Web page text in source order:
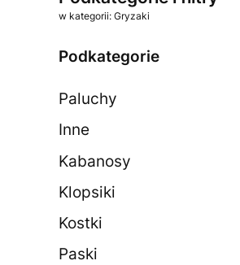
w kategorii: Gryzaki
Podkategorie
Paluchy
Inne
Kabanosy
Klopsiki
Kostki
Paski